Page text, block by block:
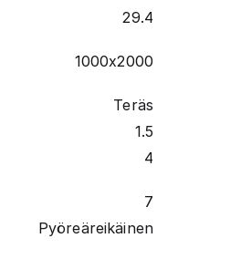
29.4
1000x2000
Teräs
1.5
4
7
Pyöreäreikäinen